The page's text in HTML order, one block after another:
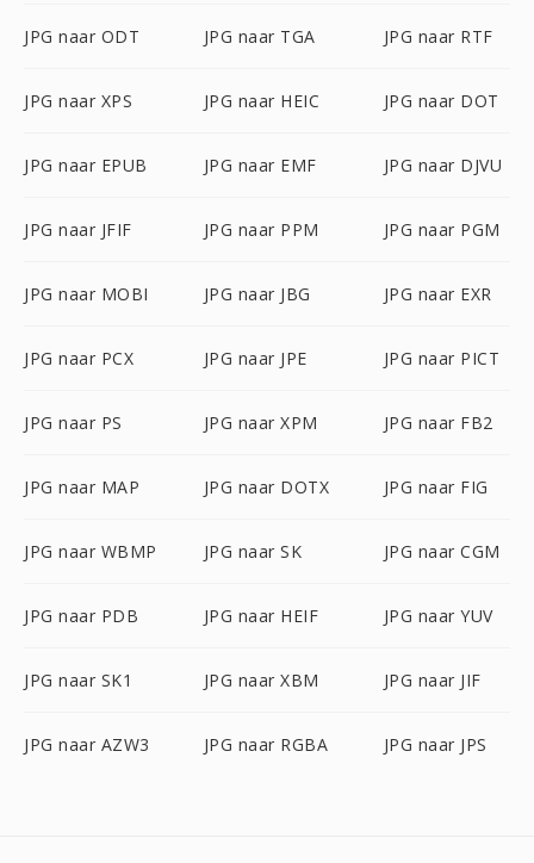
JPG naar ODT JPG naar TGA JPG naar RTF
JPG naar XPS JPG naar HEIC JPG naar DOT
JPG naar EPUB JPG naar EMF JPG naar DJVU
JPG naar JFIF JPG naar PPM JPG naar PGM
JPG naar MOBI JPG naar JBG JPG naar EXR
JPG naar PCX JPG naar JPE JPG naar PICT
JPG naar PS JPG naar XPM JPG naar FB2
JPG naar MAP JPG naar DOTX JPG naar FIG
JPG naar WBMP JPG naar SK JPG naar CGM
JPG naar PDB JPG naar HEIF JPG naar YUV
JPG naar SK1 JPG naar XBM JPG naar JIF
JPG naar AZW3 JPG naar RGBA JPG naar JPS